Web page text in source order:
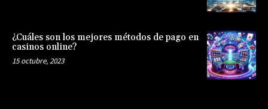
¿Cuáles son los mejores métodos de pago en
casinos online?
15 octubre, 2023